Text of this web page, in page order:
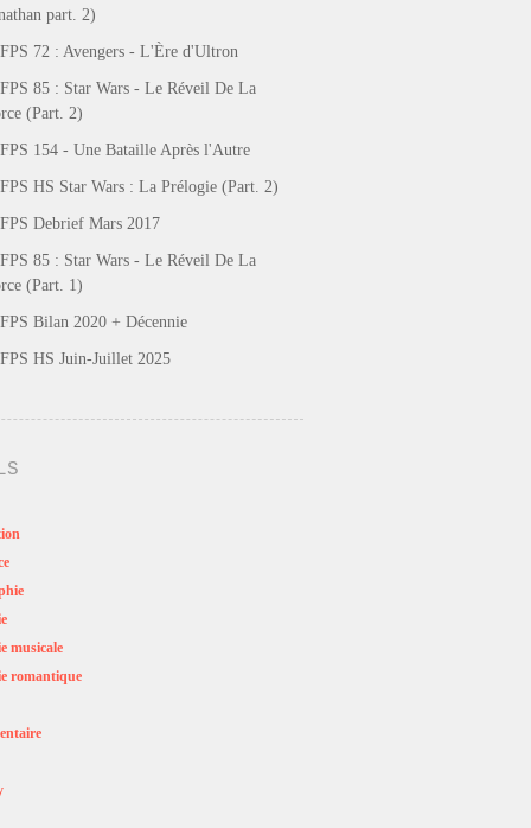
part. 2)
72 : Avengers - L'Ère d'Ultron
85 : Star Wars - Le Réveil De La
(Part. 2)
154 - Une Bataille Après l'Autre
HS Star Wars : La Prélogie (Part. 2)
Debrief Mars 2017
85 : Star Wars - Le Réveil De La
(Part. 1)
Bilan 2020 + Décennie
HS Juin-Juillet 2025
musicale
romantique